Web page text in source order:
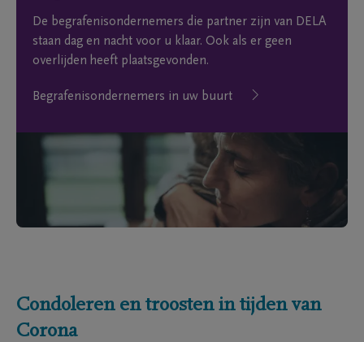
De begrafenisondernemers die partner zijn van DELA
staan dag en nacht voor u klaar. Ook als er geen
overlijden heeft plaatsgevonden.
Begrafenisondernemers in uw buurt
Condoleren en troosten in tijden van
Corona